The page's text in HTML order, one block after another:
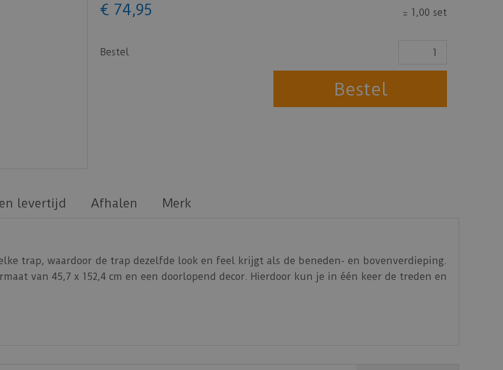
€ 74,95 = 1,00 set
Bestel
levertijd Afhalen Merk
trap, waardoor de trap dezelfde look en feel krijgt als de beneden- en bovenverdieping.
van 45,7 x 152,4 cm en een doorlopend decor. Hierdoor kun je in één keer de treden en
houtstructuur en zijn dankzij hun stabiele, watervaste constructie en 0,55 mm
De trap slabs bieden een natuurlijke uitstraling en een mooi, gevarieerd